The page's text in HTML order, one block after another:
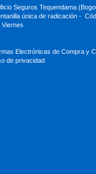
Seguros Tequendama
única de radicación -
Viernes
Electrónicas de Compra y
de privacidad